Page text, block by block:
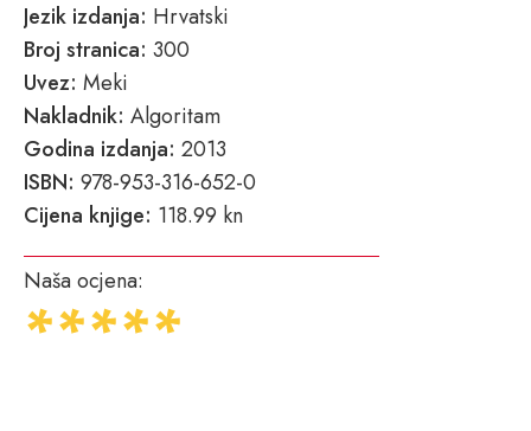
Jezik izdanja: Hrvatski
Broj stranica: 300
Uvez: Meki
Nakladnik: Algoritam
Godina izdanja: 2013
ISBN: 978-953-316-652-0
Cijena knjige: 118.99 kn
Naša ocjena: